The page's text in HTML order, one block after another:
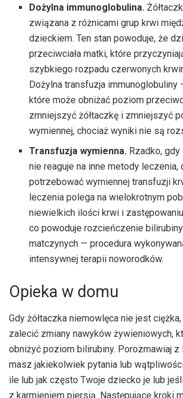
Dożylna immunoglobulina.
związana z różnicami grup krwi
dzieckiem. Ten stan powoduje, że
przeciwciała matki, które
szybkiego rozpadu czerwonych
Dożylna transfuzja immunoglobuliny
które może obniżać poziom
zmniejszyć żółtaczkę i zmniejszyć
wymiennej, chociaż wyniki nie są
Transfuzja wymienna. Rzadko, gdy
nie reaguje na inne metody leczenia,
potrzebować wymiennej transfuzji
leczenia polega na wielokrotnym
niewielkich ilości krwi i
co powoduje rozcieńczenie
matczynych — procedura
intensywnej terapii noworodków.
Opieka w domu
Gdy żółtaczka niemowlęca nie jest
zalecić zmiany nawyków żywieniowych,
obniżyć poziom bilirubiny. Porozmawiaj z
masz jakiekolwiek pytania lub
ile lub jak często Twoje dziecko je lub
z karmieniem piersią. Następujące kroki